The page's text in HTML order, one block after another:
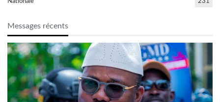
Messages récents